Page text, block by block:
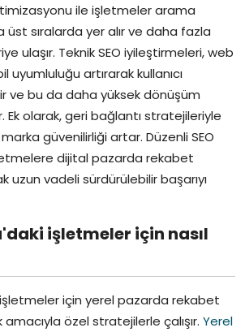
ile işletmeler arama
sıralarda yer alır ve daha fazla
ulaşır. Teknik SEO iyileştirmeleri, web
uyumluluğu artırarak kullanıcı
ve bu da daha yüksek dönüşüm
Ek olarak, geri bağlantı stratejileriyle
güvenilirliği artar. Düzenli SEO
dijital pazarda rekabet
uzun vadeli sürdürülebilir başarıyı
işletmeler için nasıl
işletmeler için yerel pazarda rekabet
özel stratejilerle çalışır. Yerel